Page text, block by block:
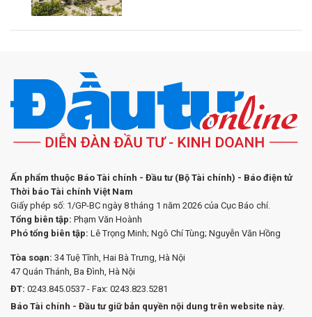
Ấn phẩm thuộc Báo Tài chính - Đầu tư (Bộ Tài chính) - Báo điện tử
Thời báo Tài chính Việt Nam
Giấy phép số: 1/GP-BC ngày 8 tháng 1 năm 2026 của Cục Báo chí.
Tổng biên tập: Phạm Văn Hoành
Phó tổng biên tập: Lê Trọng Minh; Ngô Chí Tùng; Nguyễn Văn Hồng
Tòa soạn: 34 Tuệ Tĩnh, Hai Bà Trưng, Hà Nội
47 Quán Thánh, Ba Đình, Hà Nội
ĐT: 0243.845.0537 - Fax: 0243.823.5281
Báo Tài chính - Đầu tư giữ bản quyền nội dung trên website này.